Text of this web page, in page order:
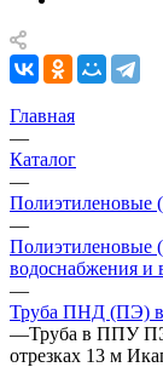
Главная
—
Каталог
—
Полиэтиленовые
—
Полиэтиленовые
водоснабжения и
—
Труба ПНД (ПЭ)
—Труба в ППУ
отрезках 13 м